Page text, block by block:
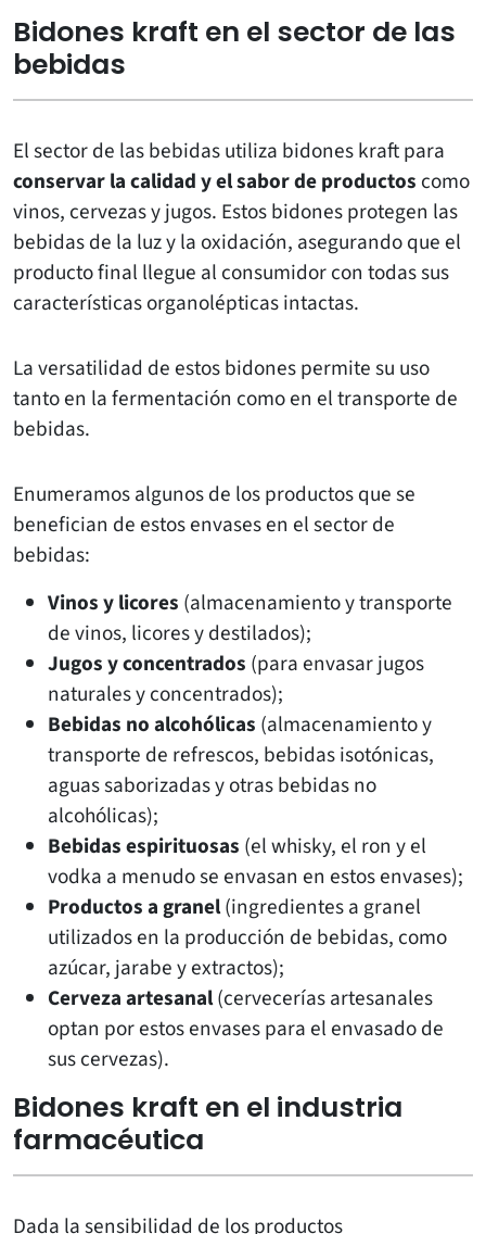
Bidones kraft en el sector de las
bebidas
El sector de las bebidas utiliza bidones kraft para
conservar la calidad y el sabor de productos como
vinos, cervezas y jugos. Estos bidones protegen las
bebidas de la luz y la oxidación, asegurando que el
producto final llegue al consumidor con todas sus
características organolépticas intactas.
La versatilidad de estos bidones permite su uso
tanto en la fermentación como en el transporte de
bebidas.
Enumeramos algunos de los productos que se
benefician de estos envases en el sector de
bebidas:
Vinos y licores (almacenamiento y transporte
de vinos, licores y destilados);
Jugos y concentrados (para envasar jugos
naturales y concentrados);
Bebidas no alcohólicas (almacenamiento y
transporte de refrescos, bebidas isotónicas,
aguas saborizadas y otras bebidas no
alcohólicas);
Bebidas espirituosas (el whisky, el ron y el
vodka a menudo se envasan en estos envases);
Productos a granel(ingredientes a granel
utilizados en la producción de bebidas, como
azúcar, jarabe y extractos);
Cerveza artesanal(cervecerías artesanales
optan por estos envases para el envasado de
sus cervezas).
Bidones kraft en el industria
farmacéutica
Dada la sensibilidad de los productos